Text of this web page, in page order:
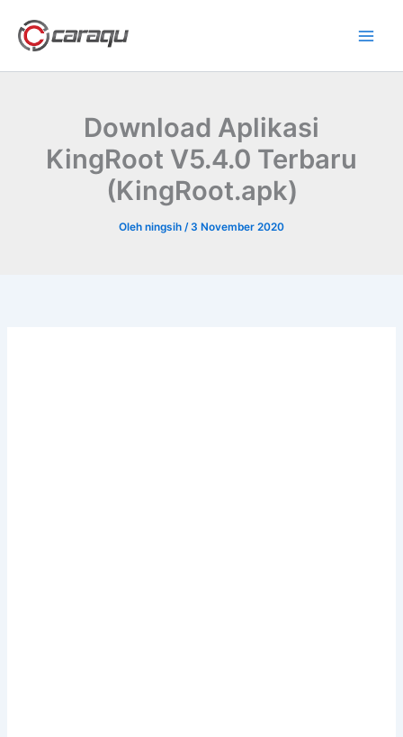
konten
Download Aplikasi
KingRoot V5.4.0 Terbaru
(KingRoot.apk)
Oleh ningsih / 3 November 2020